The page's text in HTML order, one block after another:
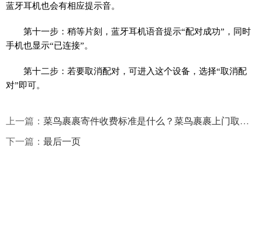
蓝牙耳机也会有相应提示音。
第十一步：稍等片刻，蓝牙耳机语音提示“配对成功”，同时
手机也显示“已连接”。
第十二步：若要取消配对，可进入这个设备，选择“取消配
对”即可。
上一篇： 菜鸟裹裹寄件收费标准是什么？菜鸟裹裹上门取件怎么收费？
下一篇： 最后一页